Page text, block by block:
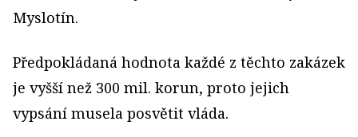
Myslotín.
Předpokládaná hodnota každé z těchto zakázek
je vyšší než 300 mil. korun, proto jejich
vypsání musela posvětit vláda.